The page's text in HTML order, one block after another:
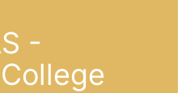
-